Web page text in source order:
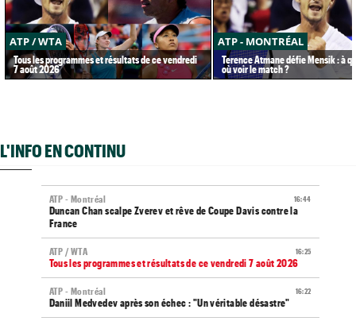
ATP / WTA
Tous les programmes et résultats de ce vendredi
7 août 2026
ATP - MONTRÉAL
Terence Atmane défie Mensik : à
où voir le match ?
L'INFO EN CONTINU
16:44
ATP - Montréal
Duncan Chan scalpe Zverev et rêve de Coupe Davis contre la
France
16:25
ATP / WTA
Tous les programmes et résultats de ce vendredi 7 août 2026
16:22
ATP - Montréal
Daniil Medvedev après son échec : "Un véritable désastre"